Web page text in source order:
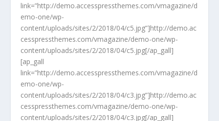
link=”http://demo.accesspressthemes.com/vmagazine/d
emo-one/wp-
content/uploads/sites/2/2018/04/c5.jpg”]http://demo.ac
cesspressthemes.com/vmagazine/demo-one/wp-
content/uploads/sites/2/2018/04/c5.jpg[/ap_gall]
[ap_gall
link=”http://demo.accesspressthemes.com/vmagazine/d
emo-one/wp-
content/uploads/sites/2/2018/04/c3.jpg”]http://demo.ac
cesspressthemes.com/vmagazine/demo-one/wp-
content/uploads/sites/2/2018/04/c3.jpg[/ap_gall]